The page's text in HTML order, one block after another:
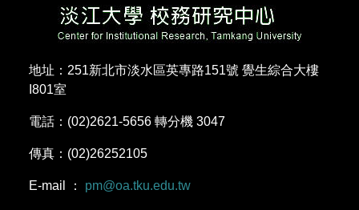
地址：251新北市淡水區英專路151號 覺生綜合大樓
I801室
電話：(02)2621-5656 轉分機 3047
傳真：(02)26252105
E-mail ： pm@oa.tku.edu.tw